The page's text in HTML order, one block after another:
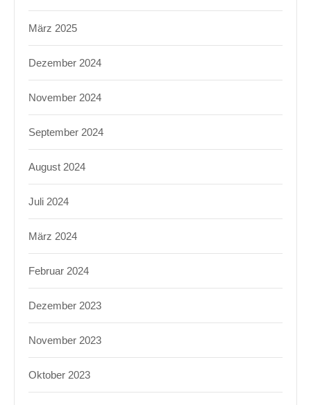
März 2025
Dezember 2024
November 2024
September 2024
August 2024
Juli 2024
März 2024
Februar 2024
Dezember 2023
November 2023
Oktober 2023